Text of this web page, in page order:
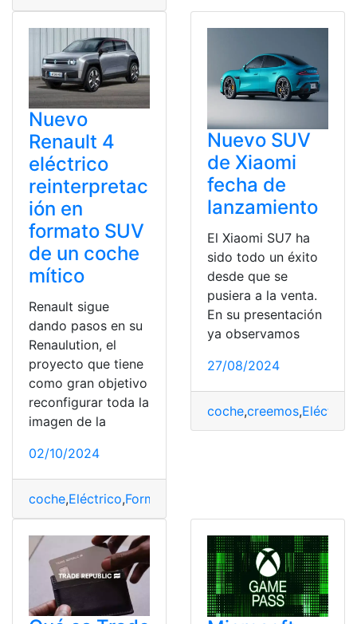
Nuevo
Renault 4
eléctrico
reinterpretac
ión en
formato SUV
de un coche
mítico
Renault sigue
dando pasos en su
Renaulution, el
proyecto que tiene
como gran objetivo
reconfigurar toda la
imagen de la
02/10/2024
coche,Eléctrico,Formato
Nuevo SUV
de Xiaomi
fecha de
lanzamiento
El Xiaomi SU7 ha
sido todo un éxito
desde que se
pusiera a la venta.
En su presentación
ya observamos
27/08/2024
coche,creemos,Eléctrico